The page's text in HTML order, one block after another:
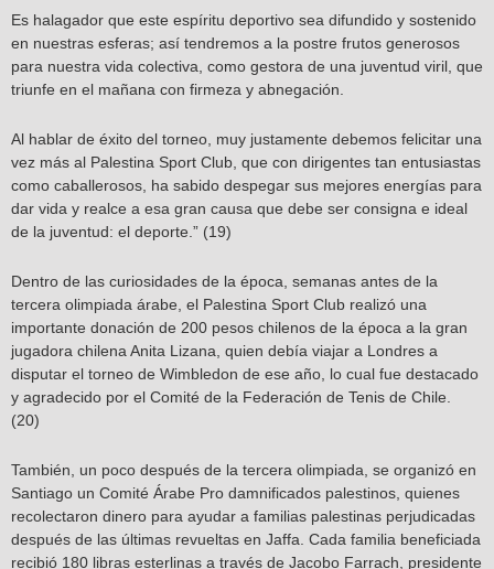
Es halagador que este espíritu deportivo sea difundido y sostenido
en nuestras esferas; así tendremos a la postre frutos generosos
para nuestra vida colectiva, como gestora de una juventud viril, que
triunfe en el mañana con firmeza y abnegación.
Al hablar de éxito del torneo, muy justamente debemos felicitar una
vez más al Palestina Sport Club, que con dirigentes tan entusiastas
como caballerosos, ha sabido despegar sus mejores energías para
dar vida y realce a esa gran causa que debe ser consigna e ideal
de la juventud: el deporte.” (19)
Dentro de las curiosidades de la época, semanas antes de la
tercera olimpiada árabe, el Palestina Sport Club realizó una
importante donación de 200 pesos chilenos de la época a la gran
jugadora chilena Anita Lizana, quien debía viajar a Londres a
disputar el torneo de Wimbledon de ese año, lo cual fue destacado
y agradecido por el Comité de la Federación de Tenis de Chile.
(20)
También, un poco después de la tercera olimpiada, se organizó en
Santiago un Comité Árabe Pro damnificados palestinos, quienes
recolectaron dinero para ayudar a familias palestinas perjudicadas
después de las últimas revueltas en Jaffa. Cada familia beneficiada
recibió 180 libras esterlinas a través de Jacobo Farrach, presidente